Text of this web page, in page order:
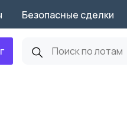
Безопасные сделки